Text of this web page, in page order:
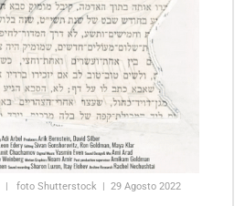
foto Shutterstock 29 Agosto 2022